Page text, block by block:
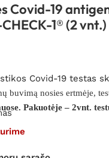
Covid-19
1® (2 vnt.)
Covid-19 testas
buvimą nosies ertmėje,
Pakuotėje – 2vnt.